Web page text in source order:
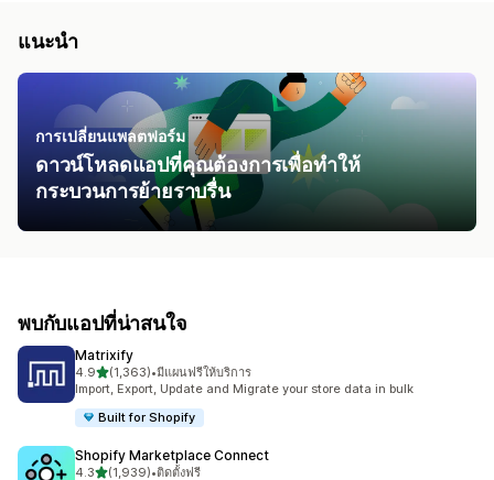
แนะนำ
การเปลี่ยนแพลตฟอร์ม
ดาวน์โหลดแอปที่คุณต้องการเพื่อทำให้
กระบวนการย้ายราบรื่น
พบกับแอปที่น่าสนใจ
Matrixify
4.9เต็ม 5 ดาว
(1,363)
ทั้งหมด 1363 รีวิว
•มีแผนฟรีให้บริการ
Import, Export, Update and Migrate your store data in bulk
Built for Shopify
Shopify Marketplace Connect
4.3เต็ม 5 ดาว
(1,939)•ติดตั้งฟรี